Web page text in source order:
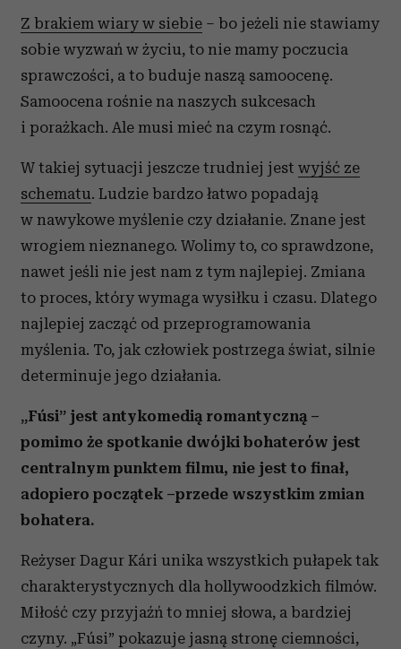
Z brakiem wiary w siebie – bo jeżeli nie stawiamy
sobie wyzwań w życiu, to nie mamy poczucia
sprawczości, a to buduje naszą samoocenę.
Samoocena rośnie na naszych sukcesach
i porażkach. Ale musi mieć na czym rosnąć.
W takiej sytuacji jeszcze trudniej jest wyjść ze
schematu. Ludzie bardzo łatwo popadają
w nawykowe myślenie czy działanie. Znane jest
wrogiem nieznanego. Wolimy to, co sprawdzone,
nawet jeśli nie jest nam z tym najlepiej. Zmiana
to proces, który wymaga wysiłku i czasu. Dlatego
najlepiej zacząć od przeprogramowania
myślenia. To, jak człowiek postrzega świat, silnie
determinuje jego działania.
„Fúsi” jest antykomedią romantyczną –
pomimo że spotkanie dwójki bohaterów jest
centralnym punktem filmu, nie jest to finał,
adopiero początek –przede wszystkim zmian
bohatera.
Reżyser Dagur Kári unika wszystkich pułapek tak
charakterystycznych dla hollywoodzkich filmów.
Miłość czy przyjaźń to mniej słowa, a bardziej
czyny. „Fúsi” pokazuje jasną stronę ciemności,